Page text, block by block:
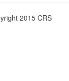
2015 CRS